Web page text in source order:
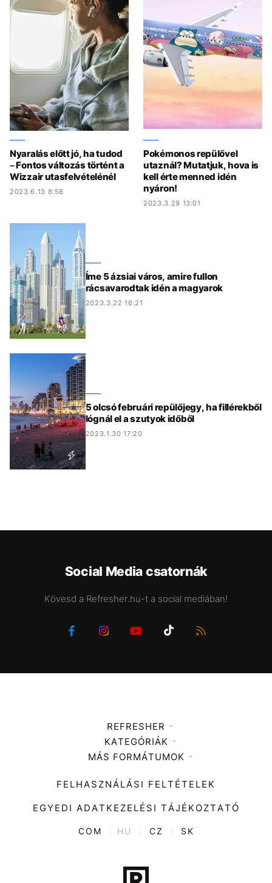
Nyaralás előtt jó, ha tudod
– Fontos változás történt a
Wizzair utasfelvételénél
2023.6.13 8:58
Pokémonos repülővel
utaznál? Mutatjuk, hova is
kell érte menned idén
nyáron!
2023.3.29 13:01
Íme 5 ázsiai város, amire fullon
rácsavarodtak idén a magyarok
2023.3.22 16:21
5 olcsó februári repülőjegy, ha fillérekből
lógnál el a szutyok időből
2023.1.30 17:20
Social Media csatornák
Kövesd a Refresher.hu-t a social mediában!
REFRESHER
Médiaajánlat
KATEGÓRIÁK
Zene
Divat
Kultúra
ENTR
Tech-Tudomány
MÁS FORMÁTUMOK
FELHASZNÁLÁSI FELTÉTELEK
EGYEDI ADATKEZELÉSI TÁJÉKOZTATÓ
COM HU CZ SK